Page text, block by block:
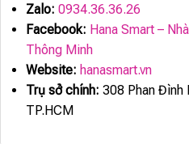
Zalo: 0934.36.36.26
Facebook: Hana Smart –
Thông Minh
Website: hanasmart.vn
Trụ sở chính: 308 Phan Đình
TP.HCM